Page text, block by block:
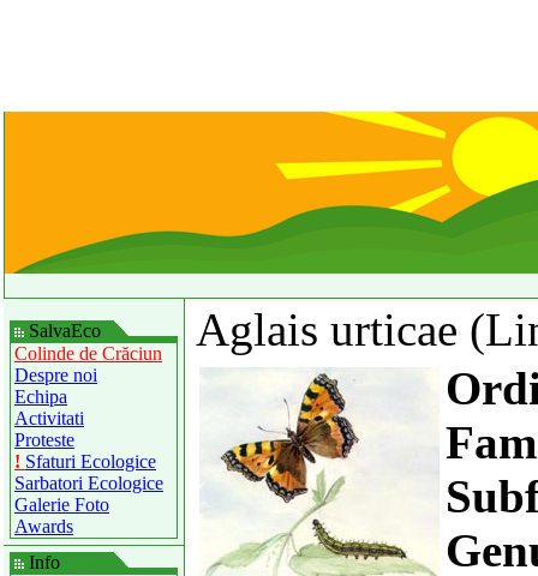
SalvaEco
Colinde de Crăciun
Despre noi
Echipa
Activitati
Proteste
! Sfaturi Ecologice
Sarbatori Ecologice
Galerie Foto
Awards
Info
Aglais urticae